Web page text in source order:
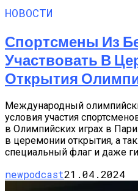
НОВОСТИ
Спортсмены Из
Участвовать В
Открытия
Международный
условия участия
в Олимпийских играх в
в церемонии открытия, а
специальный флаг и даже
newpodcast21.04.2024